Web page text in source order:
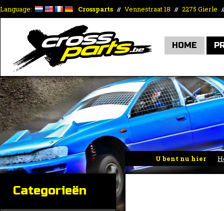
Language: Crossparts // Vennestraat 18 // 2275 Gierle
HOME
U bent nu hier
Categorieën